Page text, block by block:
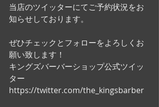
当店のツイッターにてご予約状況をお
知らせしております。
ぜひチェックとフォローをよろしくお
願い致します！
キングズバーバーショップ公式ツイッ
ター
https://twitter.com/the_kingsbarber